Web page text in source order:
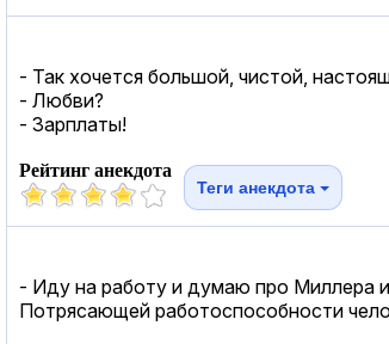
- Так хочется большой, чистой,
- Любви?
- Зарплаты!
Рейтинг анекдота
Теги анекдота
- Иду на работу и думаю про Миллера
Потрясающей работоспособности